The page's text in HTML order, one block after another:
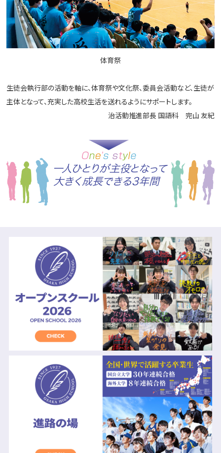
体育祭
生徒会執行部の活動を軸に、体育祭や文化祭、委員会活動など、生徒が
主体となって、充実した高校生活を送れるようにサポートします。
治活動推進部長 国語科 完山 友紀